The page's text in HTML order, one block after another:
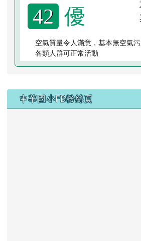
42 優
空氣質量令人滿意，基本無空氣
各類人群可正常活動
右邊區域內容
中華國小FB粉絲頁